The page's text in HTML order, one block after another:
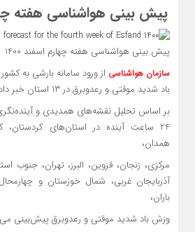
پیش بینی هواشناسی هفته
پیش بینی هواشناسی هفته چهارم اسفند 1400
سازمان هواشناسی از ورود سامانه بارشی به
باد شدید موقتی و رعدوبرق در ۱۳ استان خبر داد.
بر اساس تحلیل نقشه‌های همدیدی و‌
24 ساعت‌ آینده در استان‌های کردستان،
همدان،
مرکزی، زنجان، قزوین، البرز، تهران، جنوب
آذربایجان غربی، شمال خوزستان و
باران،
وزش باد شدید موقتی و رعدوبرق پیش‌بینی